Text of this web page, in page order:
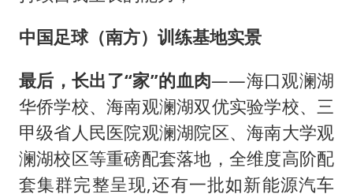
中国足球（南方）训练基地实景
最后，长出了“家”的血肉——海口观澜湖
华侨学校、海南观澜湖双优实验学校、三
甲级省人民医院观澜湖院区、海南大学观
澜湖校区等重磅配套落地，全维度高阶配
套集群完整呈现,还有一批如新能源汽车